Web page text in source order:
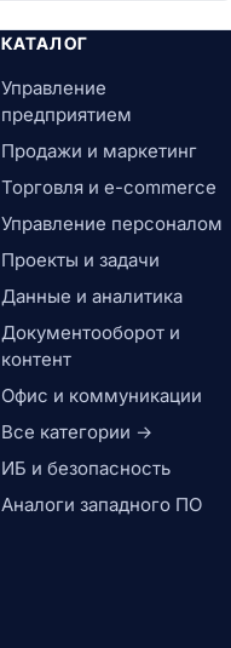
КАТАЛОГ
Управление
предприятием
Продажи и маркетинг
Торговля и e-commerce
Управление персоналом
Проекты и задачи
Данные и аналитика
Документооборот и
контент
Офис и коммуникации
Все категории →
ИБ и безопасность
Аналоги западного ПО